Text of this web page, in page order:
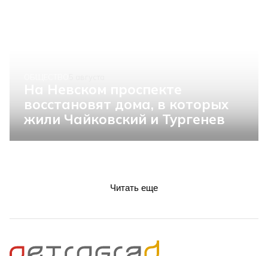
восстановят дома, в которых
жили Чайковский и Тургенев
Читать еще